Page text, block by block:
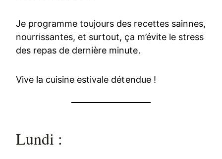
Je programme toujours des recettes sainnes,
nourrissantes, et surtout, ça m’évite le stress
des repas de dernière minute.
Vive la cuisine estivale détendue !
Lundi :